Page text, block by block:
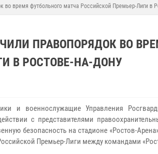
во время футбольного матча Российской Премьер-Лиги в
ПРАВОПОРЯДОК ВО
В РОСТОВЕ-НА-ДОНУ
и военнослужащие Управления
с представителями
безопасность на стадионе «Ростов-
Премьер-Лиги между командами